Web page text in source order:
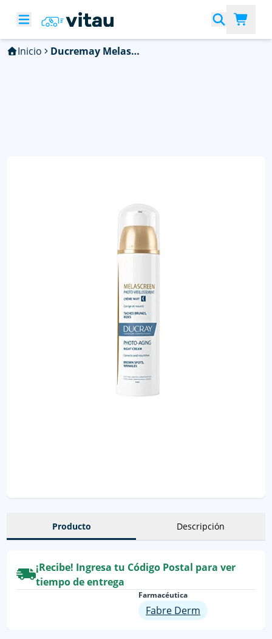
Inicio Ducremay Melascreen Crema Noche 50Ml
Producto Descripción
¡Recibe! Ingresa tu Código Postal para ver
tiempo de entrega
Farmacéutica
Fabre Derm